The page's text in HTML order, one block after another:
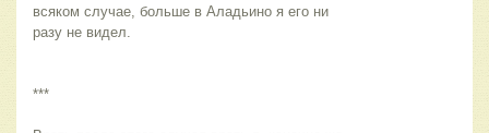
всяком случае, больше в Аладьино я его ни
разу не видел.
***